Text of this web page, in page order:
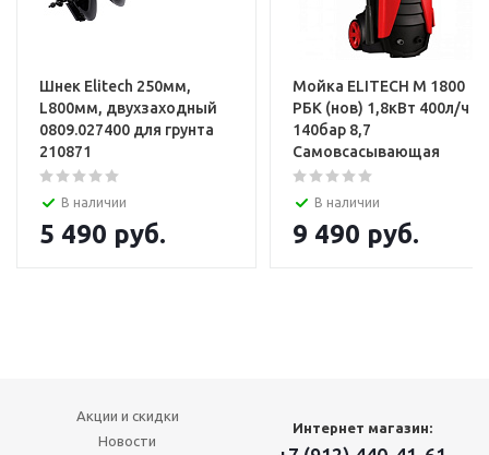
Шнек Elitech 250мм,
L800мм, двухзаходный
0809.027400 для грунта
210871
В наличии
5 490 руб.
Мойка ELITECH М 1800
РБК (нов) 1,8кВт 400л/ч
140бар 8,7
Самовсасывающая
В наличии
9 490 руб.
Акции и скидки
Новости
Интернет магазин: